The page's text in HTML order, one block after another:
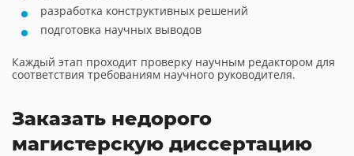
разработка конструктивных решений
подготовка научных выводов
Каждый этап проходит проверку научным редактором для
соответствия требованиям научного руководителя.
Заказать недорого
магистерскую диссертацию